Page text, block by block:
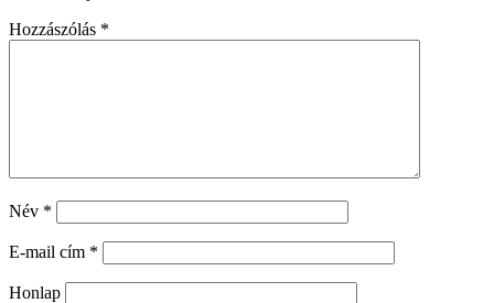
Hozzászólás *
Név *
E-mail cím *
Honlap